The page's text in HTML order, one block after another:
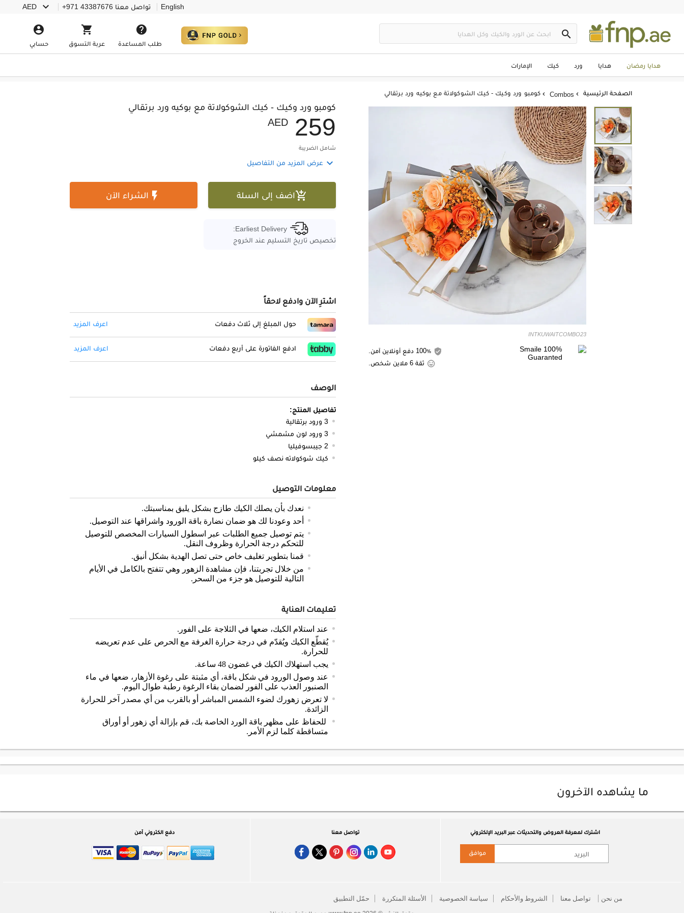
English تواصل معنا +971 43387676
AED 


طلب المساعدة

عربة التسوق

حسابي
هدايا رمضان هدايا ورد كيك الإمارات
الصفحة الرئيسية 
Combos
 كومبو ورد وكيك - كيك الشوكولاتة مع بوكيه ورد برتقالي
INTKUWAITCOMBO23
ثقة 6 ملاين شخص.
كومبو ورد وكيك - كيك الشوكولاتة مع بوكيه ورد برتقالي
AED 259
شامل الضريبة
 عرض المزيد من التفاصيل
اضف إلى السلة  الشراء الآن
Earliest Delivery:
تخصيص تاريخ التسليم عند الخروج
اشترِ الآن وادفع لاحقاً
حول المبلغ إلى ثلاث دفعات اعرف المزيد
ادفع الفاتورة على أربع دفعات اعرف المزيد
الوصف
تفاصيل المنتج:
3 ورود برتقالية
3 ورود لون مشمشي
2 جيبسوفيليا
كيك شوكولاته نصف كيلو
معلومات التوصيل
نعدك بأن يصلك الكيك طازج بشكل يليق بمناسبتك.
أحد وعودنا لك هو ضمان نضارة باقة الورود واشراقها عند التوصيل.
يتم توصيل جميع الطلبات عبر اسطول السيارات المخصص للتوصيل
للتحكم درجة الحرارة وظروف النقل.
قمنا بتطوير تغليف خاص حتى تصل الهدية بشكل أنيق.
من خلال تجربتنا، فإن مشاهدة الزهور وهي تتفتح بالكامل في الأيام
التالية للتوصيل هو جزء من السحر.
تعليمات العناية
عند استلام الكيك، ضعها في الثلاجة على الفور.
يُقطّع الكيك ويُقدّم في درجة حرارة الغرفة مع الحرص على عدم تعريضه
للحرارة.
يجب استهلاك الكيك في غضون 48 ساعة.
عند وصول الورود في شكل باقة، أي مثبتة على رغوة الأزهار، ضعها في ماء
الصنبور العذب على الفور لضمان بقاء الرغوة رطبة طوال اليوم.
لا تعرض زهورك لضوء الشمس المباشر أو بالقرب من أي مصدر آخر للحرارة
الزائدة.
للحفاظ على مظهر باقة الورد الخاصة بك، قم بإزالة أي زهور أو أوراق
متساقطة كلما لزم الأمر.
ما يشاهده الآخرون
اشترك لمعرفة العروض والتحديثات عبر البريد الإلكتروني
موافق
تواصل معنا دفع الكتروني آمن
من نحن تواصل معنا الشروط والأحكام سياسة الخصوصية الأسئلة المتكررة حمّل التطبيق